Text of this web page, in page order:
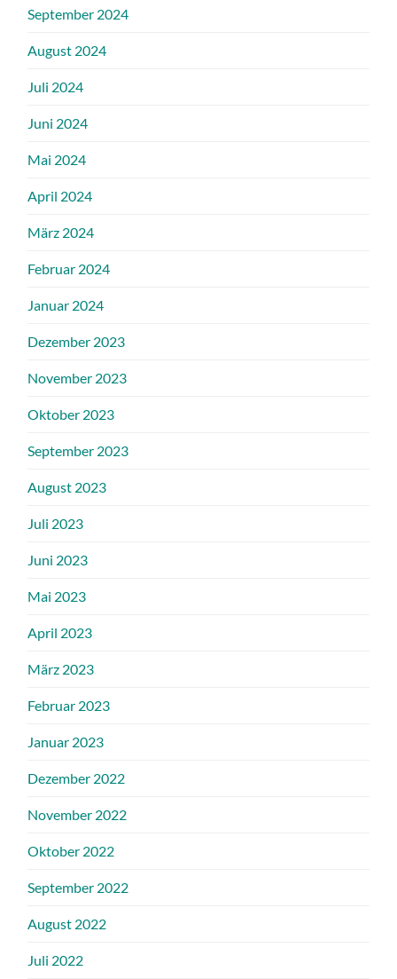
September 2024
August 2024
Juli 2024
Juni 2024
Mai 2024
April 2024
März 2024
Februar 2024
Januar 2024
Dezember 2023
November 2023
Oktober 2023
September 2023
August 2023
Juli 2023
Juni 2023
Mai 2023
April 2023
März 2023
Februar 2023
Januar 2023
Dezember 2022
November 2022
Oktober 2022
September 2022
August 2022
Juli 2022